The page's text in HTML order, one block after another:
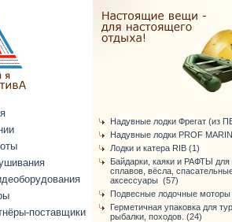
поставщики
Надувные лодки Фрегат (из
Надувные лодки PROF
Лодки и катера RIB (1)
Байдарки, каяки и РАФТЫ для
сплавов, вёсла,
аксессуары (57)
Подвесные лодочные моторы
Герметичная упаковка для
рыбалки, походов. (24)